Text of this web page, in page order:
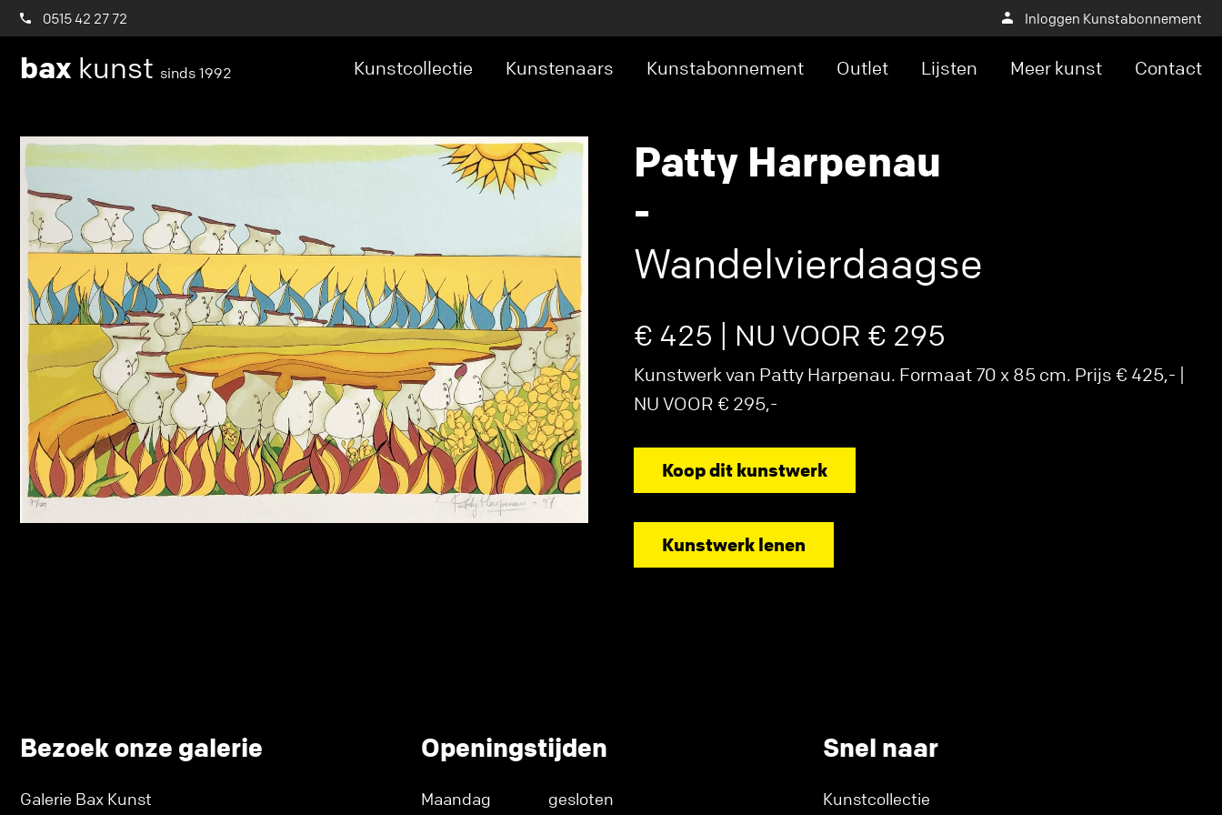
0515 42 27 72 Inloggen Kunstabonnement
bax kunst sinds 1992 Kunstcollectie Kunstenaars Kunstabonnement Outlet Lijsten Meer kunst Contact
Patty Harpenau
-
Wandelvierdaagse
€ 425 | NU VOOR € 295
Kunstwerk van Patty Harpenau. Formaat 70 x 85 cm. Prijs € 425,- |
NU VOOR € 295,-
Koop dit kunstwerk
Kunstwerk lenen
Bezoek onze galerie
Galerie Bax Kunst
Openingstijden
Maandag gesloten
Snel naar
Kunstcollectie